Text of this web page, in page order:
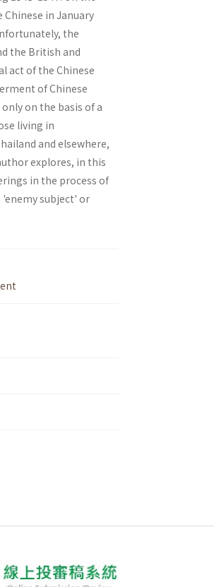
Chinese in January
the
the British and
act of the Chinese
of Chinese
on the basis of a
living in
and else­where,
explores, in this
in the process of
subject' or